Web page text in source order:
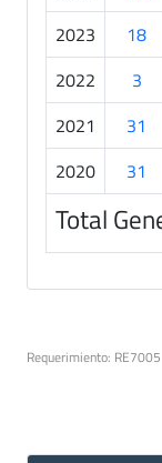
2023
18
2022
3
2021
31
2020
31
Total
Requerimiento: RE7005